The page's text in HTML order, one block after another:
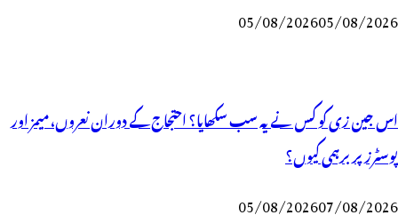
05/08/202605/08/2026
اس جین زی کو کس نے یہ سب سکھایا؟ احتجاج کے دوران نعروں، میمز اور
پوسٹرز پر برہمی کیوں؟
05/08/202607/08/2026